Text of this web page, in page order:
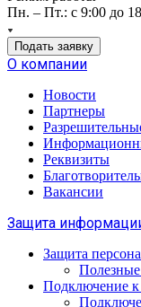
Пн. – Пт.: с 9:00 до
Подать заявку
О компании
Новости
Партнеры
Реквизиты
Вакансии
Защита
Защита
Подключение